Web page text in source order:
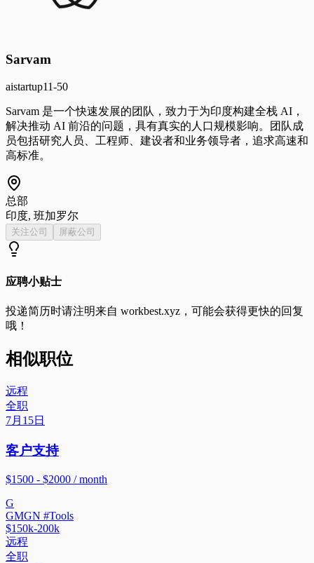
Sarvam
aistartup11-50
Sarvam 是一个快速发展的团队，致力于为印度构建全栈 AI，
解决推动 AI 前沿的问题，具有真实的人口规模影响。团队成
员包括研究人员、工程师、建设者和业务领导者，追求高速和
高标准。
总部
印度, 班加罗尔
关注公司 屏蔽公司
应聘小贴士
投递简历时请注明来自 workbest.xyz ，可能会获得更快的回复
哦！
相似职位
远程
全职
7月15日
客户支持
$1500 - $2000 / month
G
GMGN #Tools
$150k-200k
远程
全职